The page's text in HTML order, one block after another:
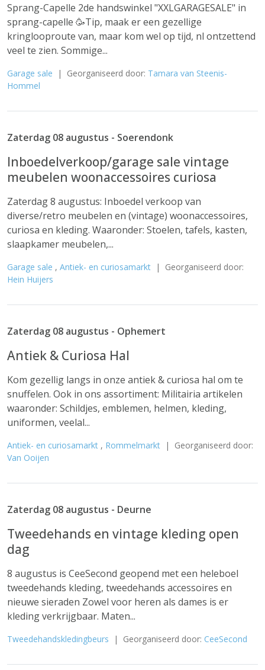
Sprang-Capelle 2de handswinkel "XXLGARAGESALE" in
sprang-capelle 🥳Tip, maak er een gezellige
kringlooproute van, maar kom wel op tijd, nl ontzettend
veel te zien. Sommige...
Garage sale | Georganiseerd door: Tamara van Steenis-
Hommel
Zaterdag 08 augustus - Soerendonk
Inboedelverkoop/garage sale vintage
meubelen woonaccessoires curiosa
Zaterdag 8 augustus: Inboedel verkoop van
diverse/retro meubelen en (vintage) woonaccessoires,
curiosa en kleding. Waaronder: Stoelen, tafels, kasten,
slaapkamer meubelen,...
Garage sale , Antiek- en curiosamarkt | Georganiseerd door:
Hein Huijers
Zaterdag 08 augustus - Ophemert
Antiek & Curiosa Hal
Kom gezellig langs in onze antiek & curiosa hal om te
snuffelen. Ook in ons assortiment: Militairia artikelen
waaronder: Schildjes, emblemen, helmen, kleding,
uniformen, veelal...
Antiek- en curiosamarkt , Rommelmarkt | Georganiseerd door:
Van Ooijen
Zaterdag 08 augustus - Deurne
Tweedehands en vintage kleding open
dag
8 augustus is CeeSecond geopend met een heleboel
tweedehands kleding, tweedehands accessoires en
nieuwe sieraden Zowel voor heren als dames is er
kleding verkrijgbaar. Maten...
Tweedehandskledingbeurs | Georganiseerd door: CeeSecond